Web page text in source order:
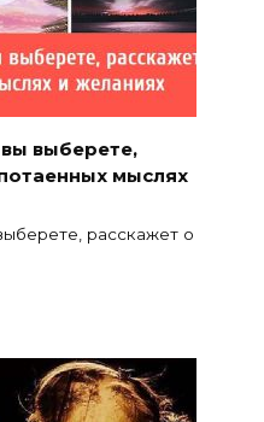
выберете,
мыслях
расскажет о